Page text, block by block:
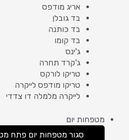
אריג מודפס
בד גובלן
בד כותנה
בד קומו
ג'ינס
ג'קרד תחרה
טריקו לורקס
טריקו מודפס לייקרה
לייקרה מלמלה דו צדדי
מטפחות יום
סגור מטפחות יום פתח